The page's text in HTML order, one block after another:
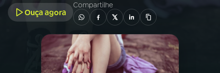
01INÍCIO
A RÁDIO
Ouça agora
Compartilhe